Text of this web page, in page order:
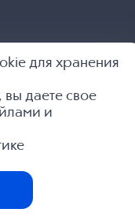
для хранения
вы даете свое
и